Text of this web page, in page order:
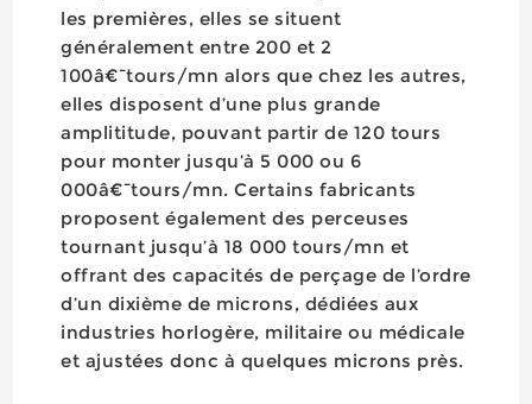
les premières, elles se situent
généralement entre 200 et 2
100â€¯tours/mn alors que chez les autres,
elles disposent d’une plus grande
amplititude, pouvant partir de 120 tours
pour monter jusqu’à 5 000 ou 6
000â€¯tours/mn. Certains fabricants
proposent également des perceuses
tournant jusqu’à 18 000 tours/mn et
offrant des capacités de perçage de l’ordre
d’un dixième de microns, dédiées aux
industries horlogère, militaire ou médicale
et ajustées donc à quelques microns près.